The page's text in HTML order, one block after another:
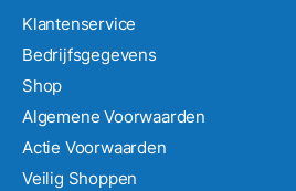
Klantenservice
Bedrijfsgegevens
Shop
Algemene Voorwaarden
Actie Voorwaarden
Veilig Shoppen